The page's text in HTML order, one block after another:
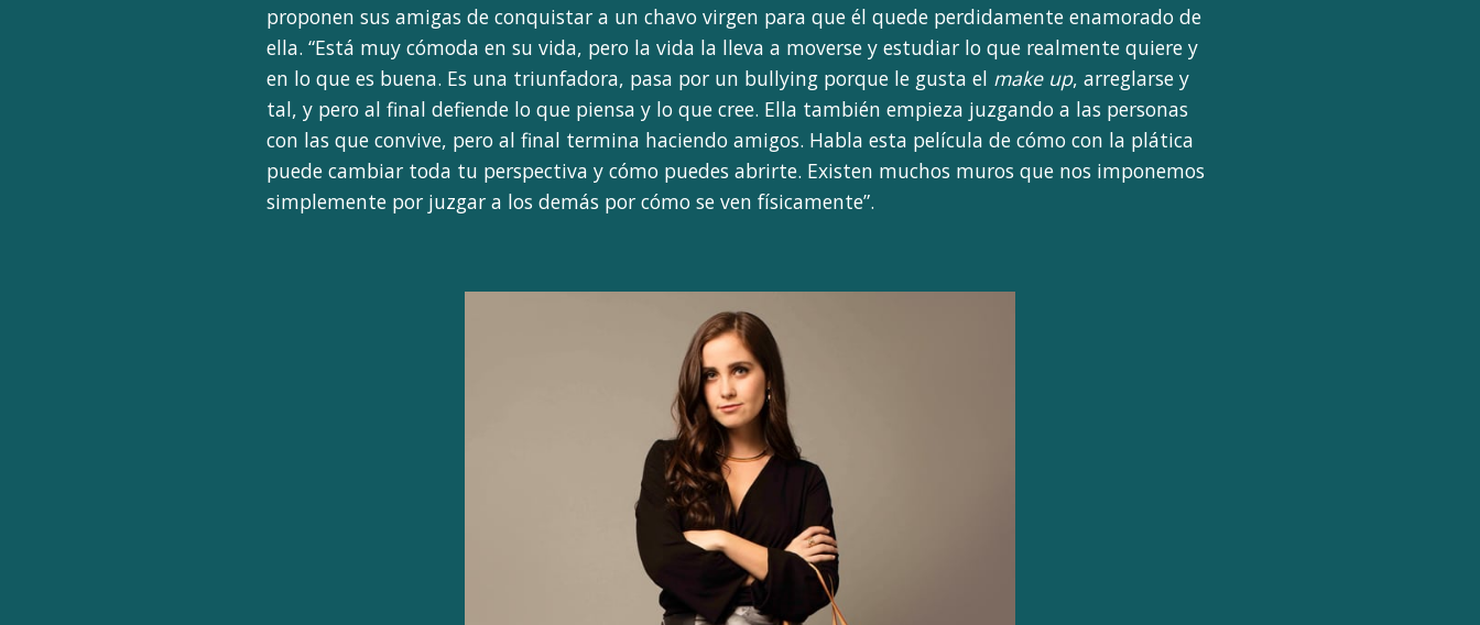
proponen sus amigas de conquistar a un chavo virgen para que él quede perdidamente enamorado de
ella. “Está muy cómoda en su vida, pero la vida la lleva a moverse y estudiar lo que realmente quiere y
en lo que es buena. Es una triunfadora, pasa por un bullying porque le gusta el make up, arreglarse y
tal, y pero al final defiende lo que piensa y lo que cree. Ella también empieza juzgando a las personas
con las que convive, pero al final termina haciendo amigos. Habla esta película de cómo con la plática
puede cambiar toda tu perspectiva y cómo puedes abrirte. Existen muchos muros que nos imponemos
simplemente por juzgar a los demás por cómo se ven físicamente”.